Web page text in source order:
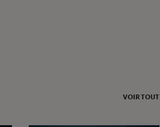
VOIR TOUT